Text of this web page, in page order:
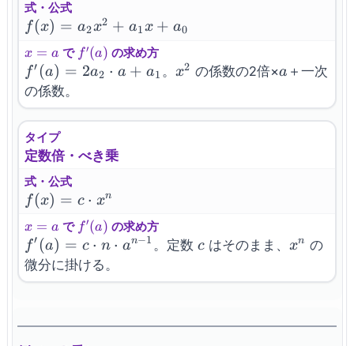
式・公式
f(x)=a_2
x^2 +
a_1 x +
a_0
f (x) = a2x2 + a1x + a0
x=a
x = a で f^{\prime}
(a)
f′(a) の求め方
f^{\prime}
(a) = 2 a_2
\cdot a +
a_1
f′ (a) = 2a2 ⋅ a + a1 。 x^2
x2 の係数の2倍×a
a ＋一次
の係数。
タイプ
定数倍・べき乗
式・公式
f(x)=c
x^n
f (x) = c ⋅ xn
x=a
x = a で f^{\prime}
(a)
f′(a) の求め方
f^{\prime}
(a) = c
\cdot n
a^{n-1}
f′ (a) = c ⋅ n ⋅ an−1 。定数 c
cはそのまま、 x^n
xn の
微分に掛ける。